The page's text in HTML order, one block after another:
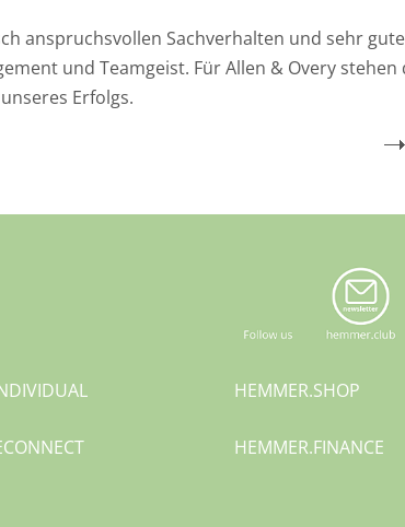
anspruchsvollen Sachverhalten und sehr
und Teamgeist. Für Allen & Overy stehen
Erfolgs.
HEMMER.SHOP
HEMMER.FINANCE